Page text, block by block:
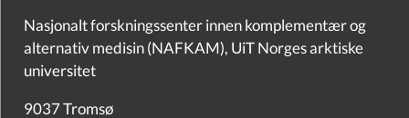
Nasjonalt forskningssenter innen komplementær og
alternativ medisin (NAFKAM), UiT Norges arktiske
universitet
9037 Tromsø